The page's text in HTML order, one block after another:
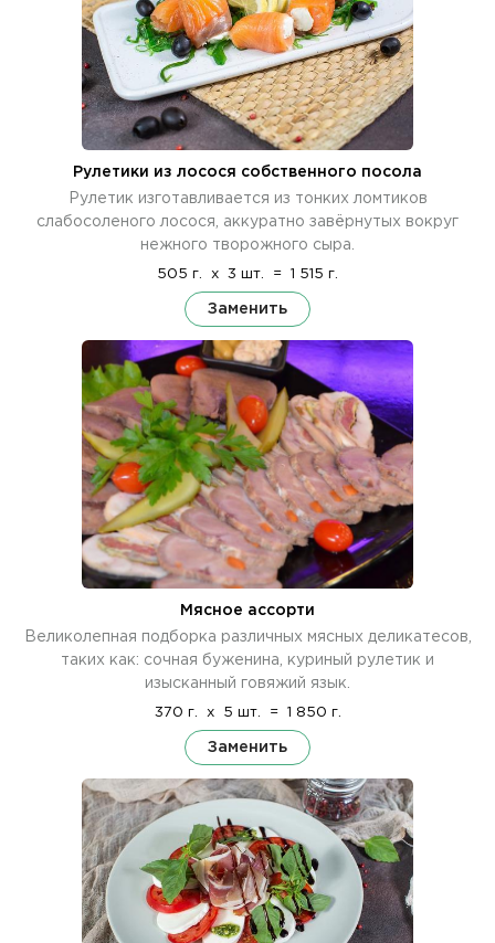
Рулетики из лосося собственного посола
Рулетик изготавливается из тонких ломтиков
слабосоленого лосося, аккуратно завёрнутых вокруг
нежного творожного сыра.
505 г. x 3 шт. = 1 515 г.
Заменить
Мясное ассорти
Великолепная подборка различных мясных деликатесов,
таких как: сочная буженина, куриный рулетик и
изысканный говяжий язык.
370 г. x 5 шт. = 1 850 г.
Заменить